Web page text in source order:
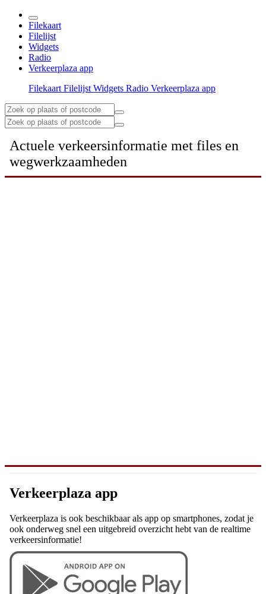
Filekaart
Filelijst
Widgets
Radio
Verkeerplaza app
Filekaart Filelijst Widgets Radio Verkeerplaza app
Actuele verkeersinformatie met files en
wegwerkzaamheden
Verkeerplaza app
Verkeerplaza is ook beschikbaar als app op smartphones, zodat je
ook onderweg snel een uitgebreid overzicht hebt van de realtime
verkeersinformatie!